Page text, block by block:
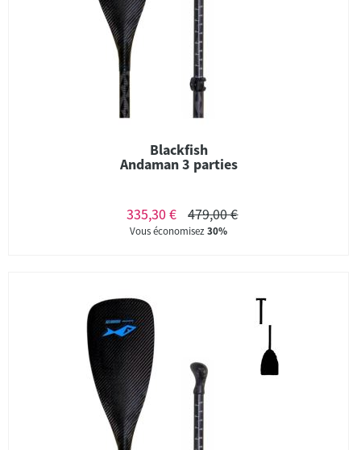
Blackfish
Andaman 3 parties
335,30 € 479,00 €
Vous économisez30%